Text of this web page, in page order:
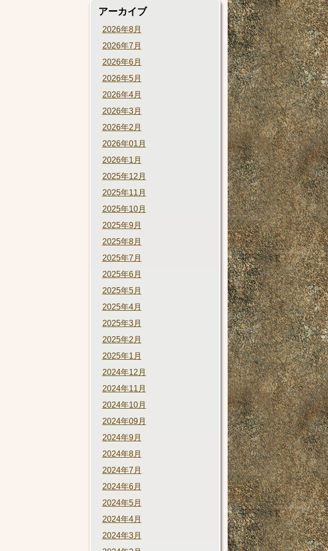
アーカイブ
2026年8月
2026年7月
2026年6月
2026年5月
2026年4月
2026年3月
2026年2月
2026年01月
2026年1月
2025年12月
2025年11月
2025年10月
2025年9月
2025年8月
2025年7月
2025年6月
2025年5月
2025年4月
2025年3月
2025年2月
2025年1月
2024年12月
2024年11月
2024年10月
2024年09月
2024年9月
2024年8月
2024年7月
2024年6月
2024年5月
2024年4月
2024年3月